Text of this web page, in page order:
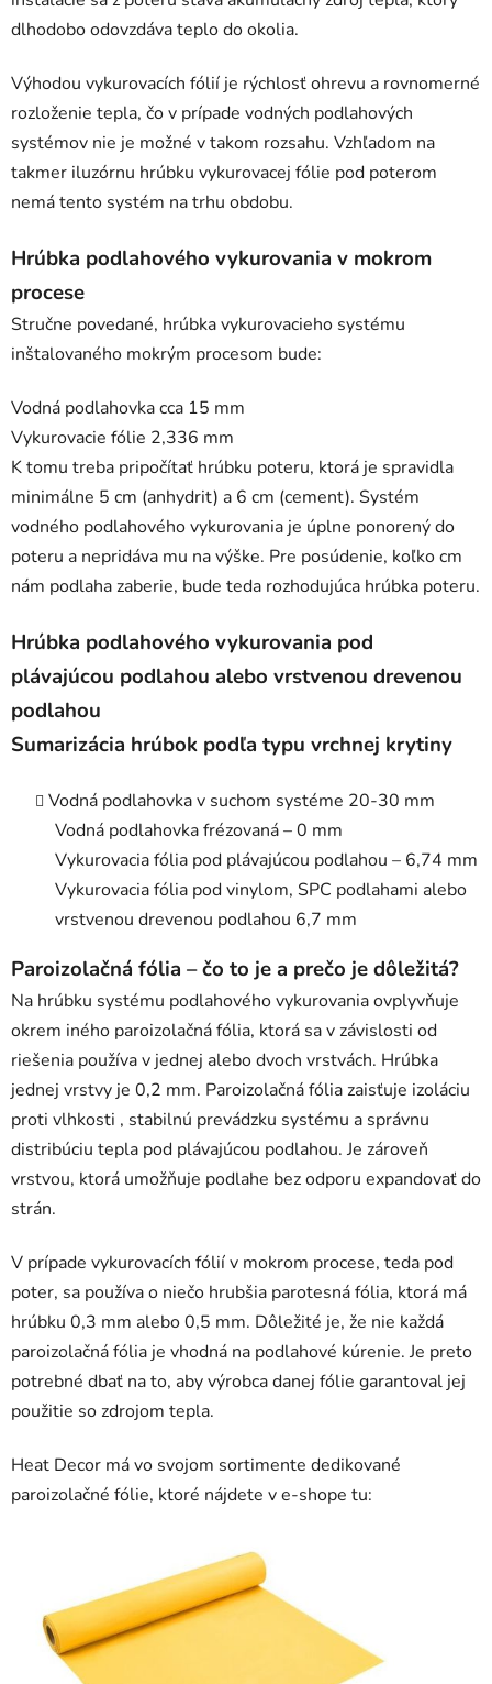
dlhodobo odovzdáva teplo do okolia.
Výhodou vykurovacích fólií je rýchlosť ohrevu a rovnomerné
rozloženie tepla, čo v prípade vodných podlahových
systémov nie je možné v takom rozsahu. Vzhľadom na
takmer iluzórnu hrúbku vykurovacej fólie pod poterom
nemá tento systém na trhu obdobu.
Hrúbka podlahového vykurovania v mokrom
procese
Stručne povedané, hrúbka vykurovacieho systému
inštalovaného mokrým procesom bude:
Vodná podlahovka cca 15 mm
Vykurovacie fólie 2,336 mm
K tomu treba pripočítať hrúbku poteru, ktorá je spravidla
minimálne 5 cm (anhydrit) a 6 cm (cement). Systém
vodného podlahového vykurovania je úplne ponorený do
poteru a nepridáva mu na výške. Pre posúdenie, koľko cm
nám podlaha zaberie, bude teda rozhodujúca hrúbka poteru.
Hrúbka podlahového vykurovania pod
plávajúcou podlahou alebo vrstvenou drevenou
podlahou
Sumarizácia hrúbok podľa typu vrchnej krytiny
Vodná podlahovka v suchom systéme 20-30 mm
Vodná podlahovka frézovaná – 0 mm
Vykurovacia fólia pod plávajúcou podlahou – 6,74 mm
Vykurovacia fólia pod vinylom, SPC podlahami alebo
vrstvenou drevenou podlahou 6,7 mm
Paroizolačná fólia – čo to je a prečo je dôležitá?
Na hrúbku systému podlahového vykurovania ovplyvňuje
okrem iného paroizolačná fólia, ktorá sa v závislosti od
riešenia používa v jednej alebo dvoch vrstvách. Hrúbka
jednej vrstvy je 0,2 mm. Paroizolačná fólia zaisťuje izoláciu
proti vlhkosti , stabilnú prevádzku systému a správnu
distribúciu tepla pod plávajúcou podlahou. Je zároveň
vrstvou, ktorá umožňuje podlahe bez odporu expandovať do
strán.
V prípade vykurovacích fólií v mokrom procese, teda pod
poter, sa používa o niečo hrubšia parotesná fólia, ktorá má
hrúbku 0,3 mm alebo 0,5 mm. Dôležité je, že nie každá
paroizolačná fólia je vhodná na podlahové kúrenie. Je preto
potrebné dbať na to, aby výrobca danej fólie garantoval jej
použitie so zdrojom tepla.
Heat Decor má vo svojom sortimente dedikované
paroizolačné fólie, ktoré nájdete v e-shope tu: